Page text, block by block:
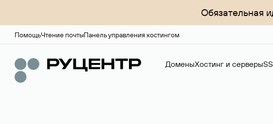
Обязательная
ПомощьЧтение почтыПанель управления хостингом
ДоменыХостинг и серверы